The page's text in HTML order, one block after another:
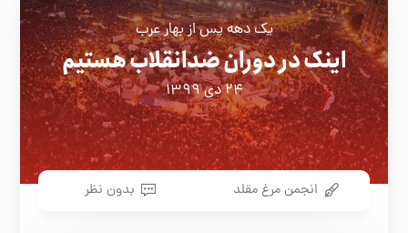
یک دهه پس از بهار عرب
اینک در دوران ضدانقلاب هستیم
۲۴ دی ۱۳۹۹
انجمن مرغ مقلد بدون نظر